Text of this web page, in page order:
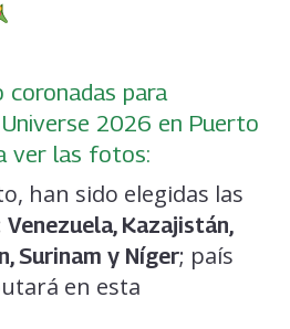
coronadas para
2026 en Puerto
ver las fotos:
han sido elegidas las
Venezuela, Kazajistán,
Surinam y Níger; país
en esta